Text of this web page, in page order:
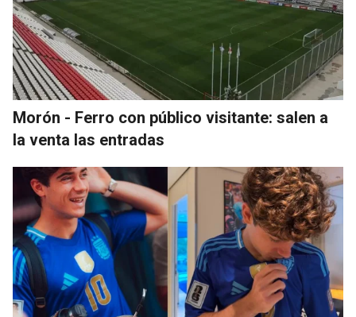
Morón - Ferro con público visitante: salen a
la venta las entradas